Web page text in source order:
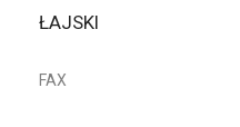
ŁAJSKI
FAX